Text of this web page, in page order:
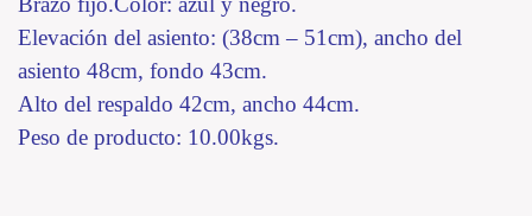
Elevación del asiento: (38cm – 51cm), ancho del
asiento 48cm, fondo 43cm.
Alto del respaldo 42cm, ancho 44cm.
Peso de producto: 10.00kgs.